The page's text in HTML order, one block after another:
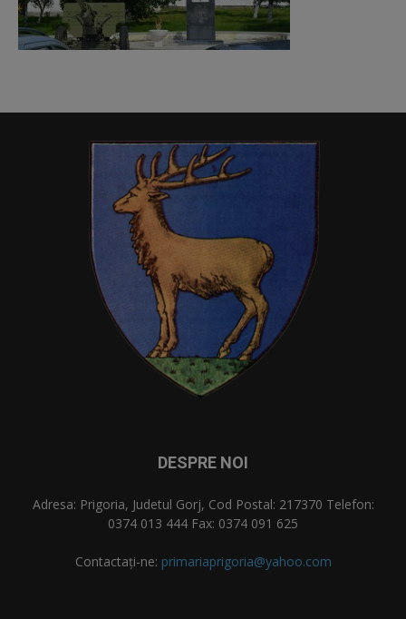
DESPRE NOI
Adresa: Prigoria, Judetul Gorj, Cod Postal: 217370 Telefon:
0374 013 444 Fax: 0374 091 625
Contactați-ne: primariaprigoria@yahoo.com